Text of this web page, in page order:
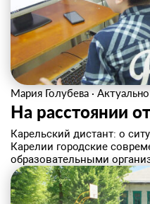
Мария Голубева · Актуально
На расстоянии
Карельский дистант: о
Карелии городские
образовательными